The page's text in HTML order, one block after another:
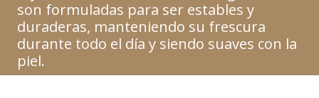
son formuladas para ser estables y
duraderas, manteniendo su frescura
durante todo el día y siendo suaves con la
piel.